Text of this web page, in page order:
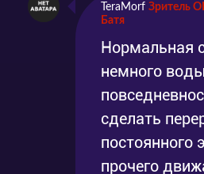
TeraMorf Зритель
Батя
Нормальная
немного
сделать
постоянного
прочего